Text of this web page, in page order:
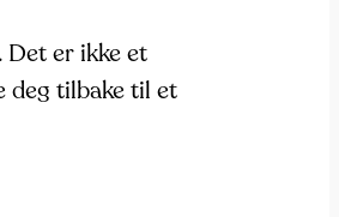
Det er ikke et
deg tilbake til et